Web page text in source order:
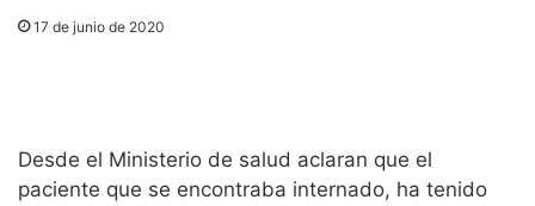
17 de junio de 2020
Desde el Ministerio de salud aclaran que el
paciente que se encontraba internado, ha tenido